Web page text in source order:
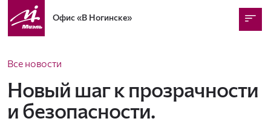
Офис«В Ногинске»
Все новости
Новый шаг к прозрачности
и безопасности.